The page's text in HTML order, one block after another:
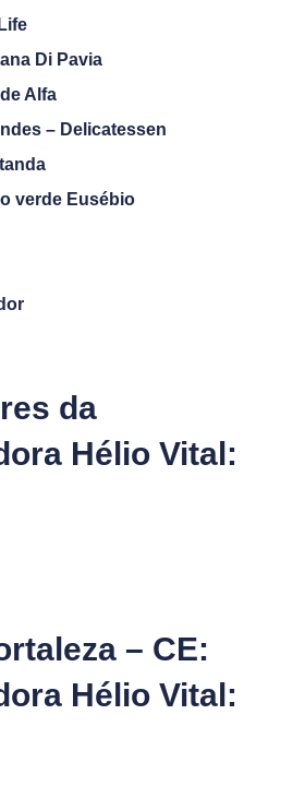
Di Pavia
Alfa
– Delicatessen
verde Eusébio
da
Hélio Vital:
– CE:
Hélio Vital: